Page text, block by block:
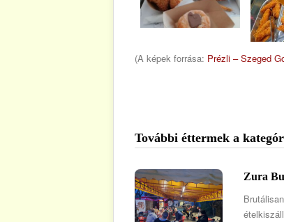
(A képek forrása: Prézli – Szeged
További éttermek a
Zura